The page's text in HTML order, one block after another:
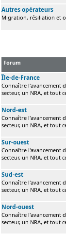
Autres opérateurs
Migration, résiliation et
Forum
Île-de-France
Connaître l'avancement
secteur, un NRA, et tout
Nord-est
Connaître l'avancement
secteur, un NRA, et tout
Sur-ouest
Connaître l'avancement
secteur, un NRA, et tout
Sud-est
Connaître l'avancement
secteur, un NRA, et tout
Nord-ouest
Connaître l'avancement
secteur, un NRA, et tout